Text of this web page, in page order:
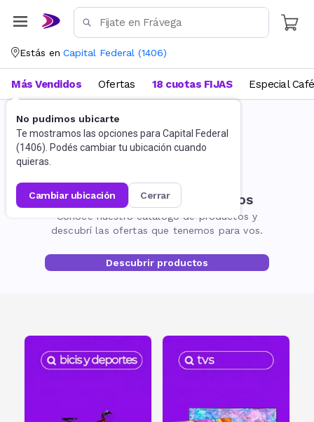
Estás en Capital Federal (1406)
No pudimos ubicarte
Te mostramos las opciones para Capital Federal
(1406). Podés cambiar tu ubicación cuando
quieras.
cambiar ubicación cerrar
Más Vendidos Ofertas 18 cuotas FIJAS Especial Café
No encontramos resultados
Conocé nuestro catálogo de productos y
descubrí las ofertas que tenemos para vos.
Descubrir productos